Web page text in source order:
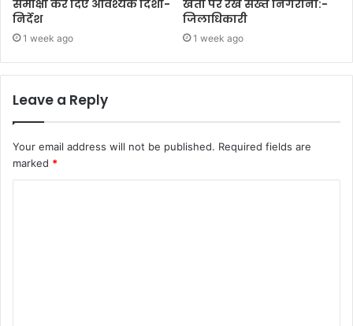
समीक्षा कर दिए आवश्यक दिशा-
निर्देश
1 week ago
खेती पर रखें सख्त निगरानी:-
जिलाधिकारी
1 week ago
Leave a Reply
Your email address will not be published. Required fields are
marked *